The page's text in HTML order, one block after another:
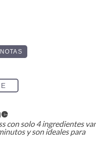
con solo 4 ingredientes
y son ideales para